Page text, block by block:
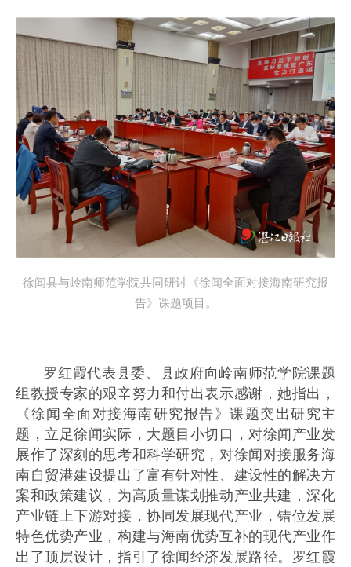
徐闻县与岭南师范学院共同研讨《徐闻全面对接海南研究报
告》课题项目。
罗红霞代表县委、县政府向岭南师范学院课题
组教授专家的艰辛努力和付出表示感谢，她指出，
《徐闻全面对接海南研究报告》课题突出研究主
题，立足徐闻实际，大题目小切口，对徐闻产业发
展作了深刻的思考和科学研究，对徐闻对接服务海
南自贸港建设提出了富有针对性、建设性的解决方
案和政策建议，为高质量谋划推动产业共建，深化
产业链上下游对接，协同发展现代产业，错位发展
特色优势产业，构建与海南优势互补的现代产业作
出了顶层设计，指引了徐闻经济发展路径。罗红霞